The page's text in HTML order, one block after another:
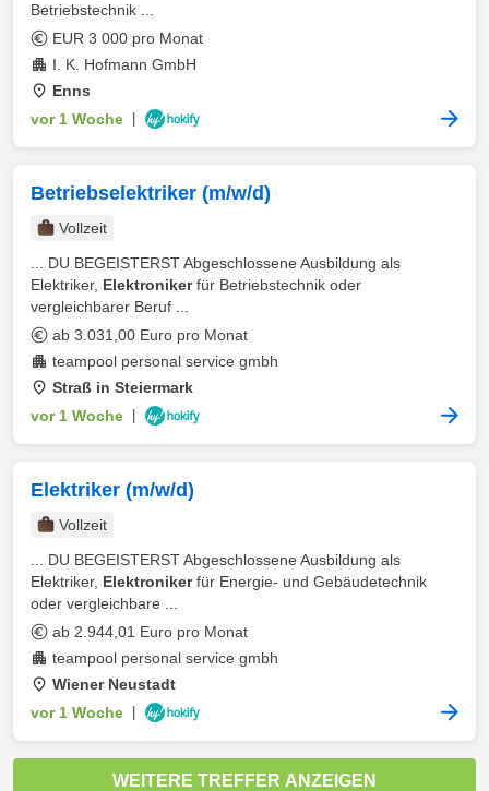
Betriebstechnik ...
EUR 3 000 pro Monat
I. K. Hofmann GmbH
Enns
vor 1 Woche
Betriebselektriker (m/w/d)
Vollzeit
... DU BEGEISTERST Abgeschlossene Ausbildung als
Elektriker, Elektronikerfür Betriebstechnik oder
vergleichbarer Beruf ...
ab 3.031,00 Euro pro Monat
teampool personal service gmbh
Straß in Steiermark
vor 1 Woche
Elektriker (m/w/d)
Vollzeit
... DU BEGEISTERST Abgeschlossene Ausbildung als
Elektriker, Elektronikerfür Energie- und Gebäudetechnik
oder vergleichbare ...
ab 2.944,01 Euro pro Monat
teampool personal service gmbh
Wiener Neustadt
vor 1 Woche
WEITERE TREFFER ANZEIGEN